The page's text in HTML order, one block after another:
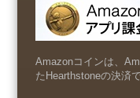
Amazonコインは、
たHearthstoneの決済